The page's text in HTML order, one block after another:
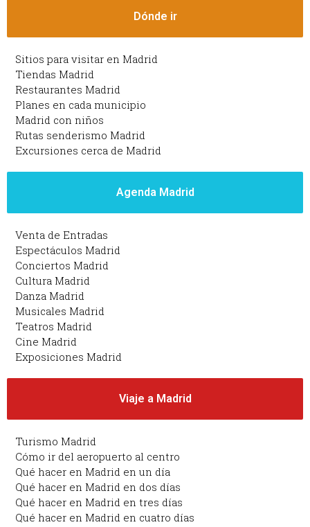
Dónde ir
Sitios para visitar en Madrid
Tiendas Madrid
Restaurantes Madrid
Planes en cada municipio
Madrid con niños
Rutas senderismo Madrid
Excursiones cerca de Madrid
Agenda Madrid
Venta de Entradas
Espectáculos Madrid
Conciertos Madrid
Cultura Madrid
Danza Madrid
Musicales Madrid
Teatros Madrid
Cine Madrid
Exposiciones Madrid
Viaje a Madrid
Turismo Madrid
Cómo ir del aeropuerto al centro
Qué hacer en Madrid en un día
Qué hacer en Madrid en dos días
Qué hacer en Madrid en tres días
Qué hacer en Madrid en cuatro días